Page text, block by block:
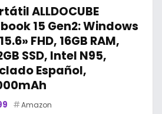
ALLDOCUBE
15 Gen2: Windows
FHD, 16GB RAM,
SSD, Intel N95,
Español,
Amazon